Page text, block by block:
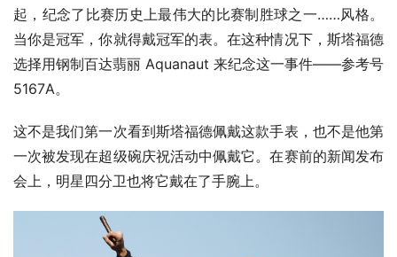
起，纪念了比赛历史上最伟大的比赛制胜球之一……风格。
当你是冠军，你就得戴冠军的表。在这种情况下，斯塔福德
选择用钢制百达翡丽 Aquanaut 来纪念这一事件——参考号
5167A。
这不是我们第一次看到斯塔福德佩戴这款手表，也不是他第
一次被发现在超级碗庆祝活动中佩戴它。在赛前的新闻发布
会上，明星四分卫也将它戴在了手腕上。